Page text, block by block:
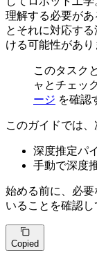
理解する必要が
とそれに対応す
ける可能性があり
このタスク
ャとチェッ
ージ を確認
このガイドでは、
深度推定パ
手動で深度
始める前に、必
いることを確認し
Copied